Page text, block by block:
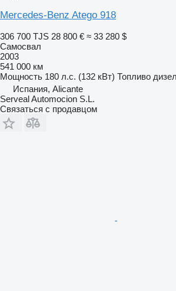
Mercedes-Benz Atego 918
306 700 TJS 28 800 € ≈ 33 280 $
Самосвал
2003
541 000 км
Мощность 180 л.с. (132 кВт) Топливо
Испания, Alicante
Serveal Automocion S.L.
Связаться с продавцом